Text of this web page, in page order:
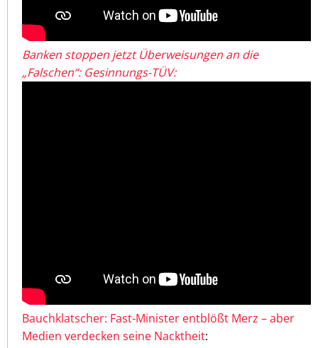
Banken stoppen jetzt Überweisungen an die
„Falschen“: Gesinnungs-TÜV:
Bauchklatscher: Fast-Minister entblößt Merz – aber
Medien verdecken seine Nacktheit: